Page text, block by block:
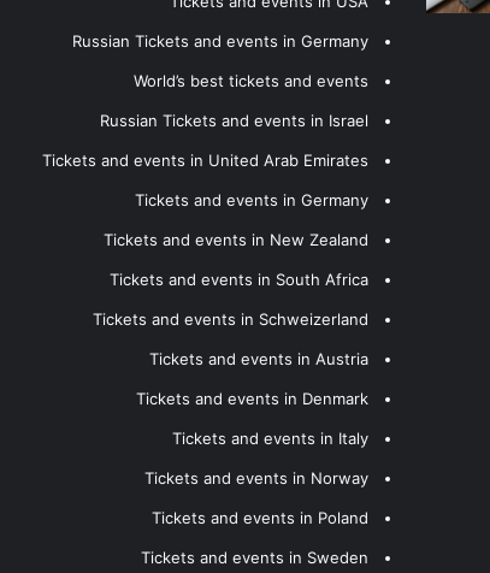
Russian Tickets and events in Germany
World’s best tickets and events
Russian Tickets and events in Israel
Tickets and events in United Arab Emirates
Tickets and events in Germany
Tickets and events in New Zealand
Tickets and events in South Africa
Tickets and events in Schweizerland
Tickets and events in Austria
Tickets and events in Denmark
Tickets and events in Italy
Tickets and events in Norway
Tickets and events in Poland
Tickets and events in Sweden